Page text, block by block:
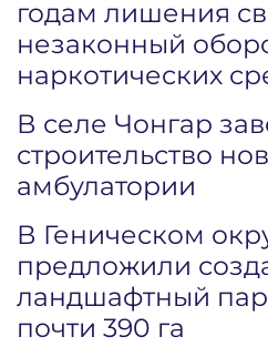
годам лишения
незаконный
наркотических
В селе Чонгар
строительство
амбулатории
В Геническом
предложили
ландшафтный
почти 390 га